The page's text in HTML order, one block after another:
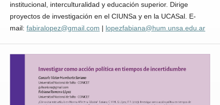
institucional, interculturalidad y educación superior. Dirige
proyectos de investigación en el CIUNSa y en la UCASal. E-
mail: fabiralopez@gmail.com | lopezfabiana@hum.unsa.edu.ar